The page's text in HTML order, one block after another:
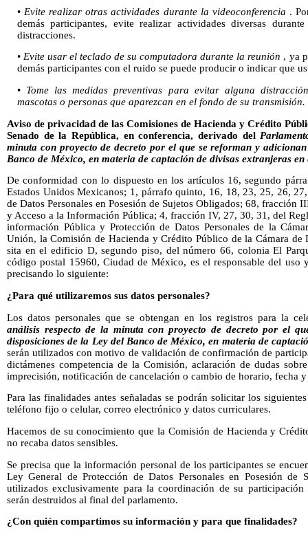
• Evite realizar otras actividades durante la videoconferencia .
demás participantes, evite realizar actividades diversas
distracciones.
• Evite usar el teclado de su computadora durante la reunión , ya
demás participantes con el ruido se puede producir o indicar que
• Tome las medidas preventivas para evitar alguna
mascotas o personas que aparezcan en el fondo de su transmisión.
Aviso de privacidad de las Comisiones de Hacienda y Crédito
Senado de la República, en conferencia, derivado del
minuta con proyecto de decreto por el que se reforman y
Banco de México, en materia de captación de divisas extranjeras en
De conformidad con lo dispuesto en los artículos 16, segundo
Estados Unidos Mexicanos; 1, párrafo quinto, 16, 18, 23, 25, 26,
de Datos Personales en Posesión de Sujetos Obligados; 68, fracción
y Acceso a la Información Pública; 4, fracción IV, 27, 30, 31, del
información Pública y Protección de Datos Personales de la
Unión, la Comisión de Hacienda y Crédito Público de la Cámara
sita en el edificio D, segundo piso, del número 66, colonia El
código postal 15960, Ciudad de México, es el responsable del uso
precisando lo siguiente:
¿Para qué utilizaremos sus datos personales?
Los datos personales que se obtengan en los registros para la
análisis respecto de la minuta con proyecto de decreto por el
disposiciones de la Ley del Banco de México, en materia de
serán utilizados con motivo de validación de confirmación de
dictámenes competencia de la Comisión, aclaración de dudas
imprecisión, notificación de cancelación o cambio de horario, fecha y
Para las finalidades antes señaladas se podrán solicitar los
teléfono fijo o celular, correo electrónico y datos curriculares.
Hacemos de su conocimiento que la Comisión de Hacienda y
no recaba datos sensibles.
Se precisa que la información personal de los participantes se
Ley General de Protección de Datos Personales en Posesión de
utilizados exclusivamente para la coordinación de su
serán destruidos al final del parlamento.
¿Con quién compartimos su información y para que finalidades?